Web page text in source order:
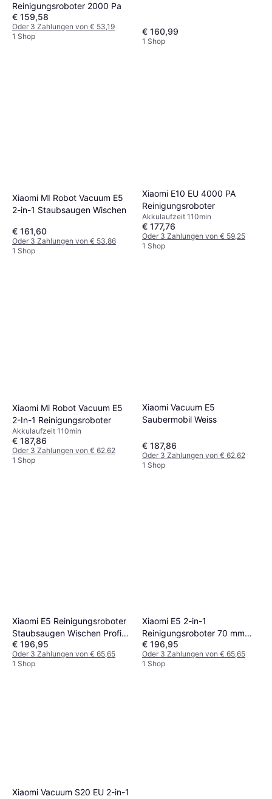
Reinigungsroboter 2000 Pa
€ 159,58
Oder 3 Zahlungen von € 53,19
1 Shop
€ 160,99
1 Shop
Xiaomi MI Robot Vacuum E5
2-in-1 Staubsaugen Wischen
€ 161,60
Oder 3 Zahlungen von € 53,86
1 Shop
Xiaomi E10 EU 4000 PA
Reinigungsroboter
Akkulaufzeit 110min
€ 177,76
Oder 3 Zahlungen von € 59,25
1 Shop
Xiaomi Mi Robot Vacuum E5
2-In-1 Reinigungsroboter
Akkulaufzeit 110min
€ 187,86
Oder 3 Zahlungen von € 62,62
1 Shop
Xiaomi Vacuum E5
Saubermobil Weiss
€ 187,86
Oder 3 Zahlungen von € 62,62
1 Shop
Xiaomi E5 Reinigungsroboter
Staubsaugen Wischen Profil
70 Mm
€ 196,95
Oder 3 Zahlungen von € 65,65
1 Shop
Xiaomi E5 2-in-1
Reinigungsroboter 70 mm
400 ml
€ 196,95
Oder 3 Zahlungen von € 65,65
1 Shop
Xiaomi Vacuum S20 EU 2-in-1